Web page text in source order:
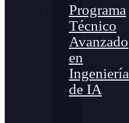
Programa
Técnico
Avanzado
en
Ingeniería
de IA